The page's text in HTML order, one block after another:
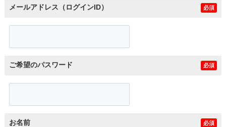
メールアドレス（ログインID） 必須
ご希望のパスワード 必須
お名前 必須